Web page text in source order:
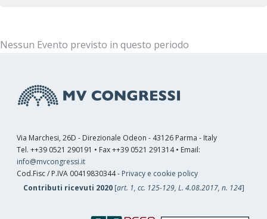
Nessun Evento previsto in questo periodo
Via Marchesi, 26D - Direzionale Odeon - 43126 Parma - Italy
Tel. ++39 0521 290191 • Fax ++39 0521 291314 • Email:
info@mvcongressi.it
Cod.Fisc / P.IVA 00419830344 - Privacy e cookie policy
Contributi ricevuti 2020[art. 1, cc. 125-129, L. 4.08.2017, n. 124]